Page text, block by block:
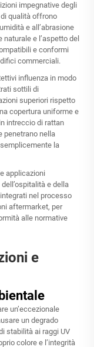
impegnative degli
qualità offrono
e all’abrasione
e l’aspetto del
e conformi
commerciali.
influenza in modo
sottili di
superiori rispetto
copertura uniforme e
intreccio di rattan
penetrano nella
la
applicazioni
e della
nel processo
aftermarket, per
alle normative
e
un’eccezionale
un degrado
stabilità ai raggi UV
colore e l’integrità